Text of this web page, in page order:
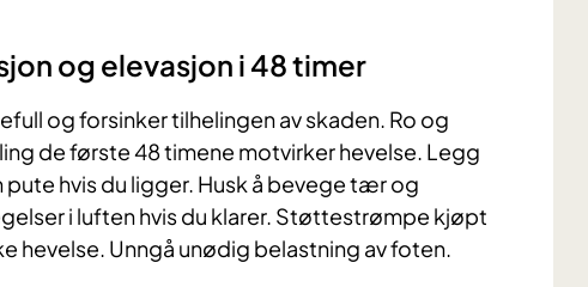
og elevasjon i 48 timer
og forsinker tilhelingen av skaden. Ro og
de første 48 timene motvirker hevelse. Legg
hvis du ligger. Husk å bevege tær og
i luften hvis du klarer. Støttestrømpe kjøpt
hevelse. Unngå unødig belastning av foten.